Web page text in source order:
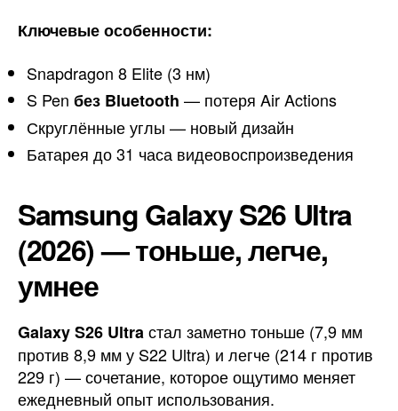
Ключевые особенности:
Snapdragon 8 Elite (3 нм)
S Pen без Bluetooth — потеря Air Actions
Скруглённые углы — новый дизайн
Батарея до 31 часа видеовоспроизведения
Samsung Galaxy S26 Ultra
(2026) — тоньше, легче,
умнее
Galaxy S26 Ultraстал заметно тоньше (7,9 мм
против 8,9 мм у S22 Ultra) и легче (214 г против
229 г) — сочетание, которое ощутимо меняет
ежедневный опыт использования.